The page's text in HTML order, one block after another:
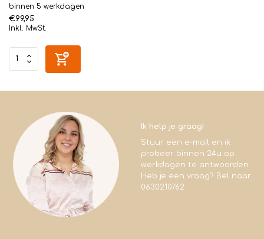
binnen 5 werkdagen
€99,95
Inkl. MwSt.
Ik help je graag!
Stuur een e-mail en ik
probeer binnen 24u op
werkdagen te antwoorden.
Heb je een vraag? Bel naar
0630210762